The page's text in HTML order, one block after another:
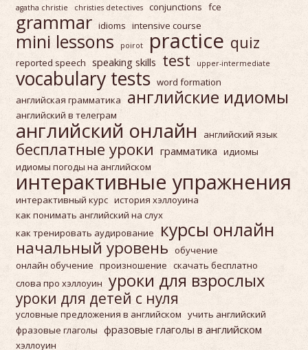
agatha christie christies detectives conjunctions fce
grammar idioms intensive course
mini lessons poirot practice quiz
reported speech speaking skills test upper-intermediate
vocabulary tests word formation
английская грамматика
английские идиомы
английский в телеграм
английский онлайн английский язык
бесплатные уроки грамматика идиомы
идиомы погоды на английском
интерактивные упражнения
интерактивный курс история хэллоуина
как понимать английский на слух
как тренировать аудирование
курсы онлайн
начальный уровень обучение
онлайн обучение произношение скачать бесплатно
слова про хэллоуин уроки для взрослых
уроки для детей с нуля
условные предложения в английском учить английский
фразовые глаголы фразовые глаголы в английском
хэллоуин